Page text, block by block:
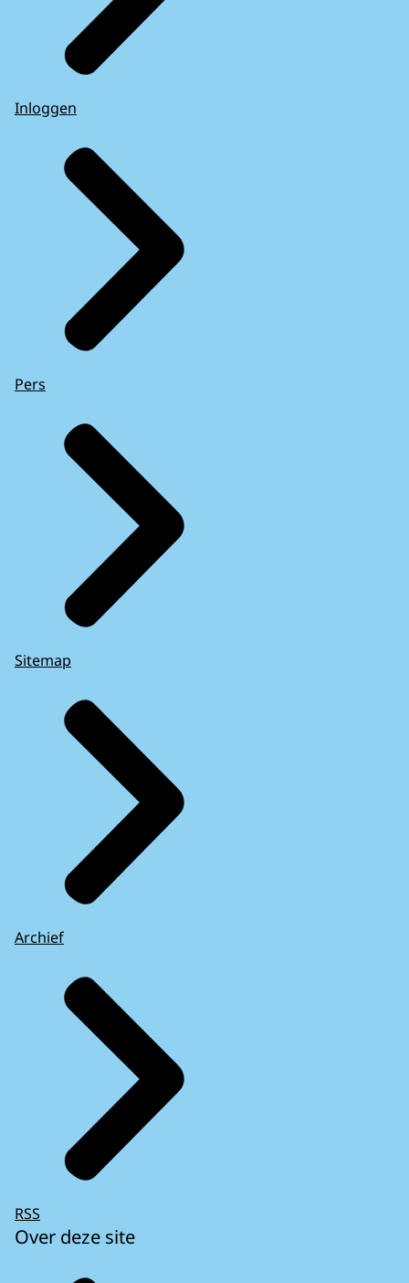
Inloggen
Pers
Sitemap
Archief
RSS
Over deze site